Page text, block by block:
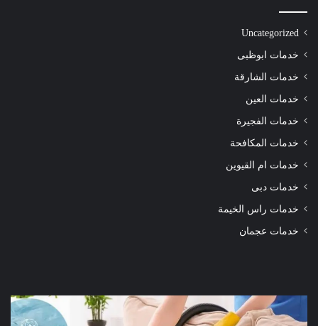
Uncategorized
خدمات ابوظبى
خدمات الشارقة
خدمات العين
خدمات الفجيرة
خدمات المكافحة
خدمات ام القيوين
خدمات دبى
خدمات راس الخيمة
خدمات عجمان
شركة
تنظيف